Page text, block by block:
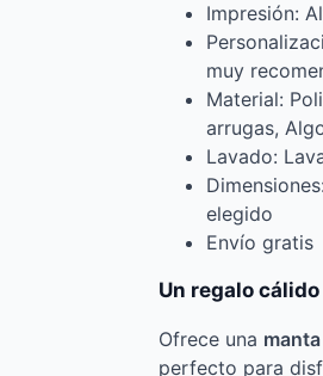
Impresión:
muy
Material:
arrugas,
Lavado:
elegido
Envío gratis
Un regalo
Ofrece una
perfecto para